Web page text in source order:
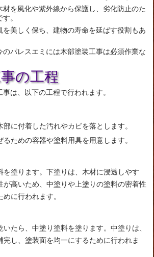
材を風化や紫外線から保護し、劣化防止のた
。
を美しく保ち、建物の寿命を延ばす役割もあ
のパレスエミには木部塗装工事は必須作業な
の工程
は、以下の工程で行われます。
部に付着した汚れやカビを落とします。
るための容器や塗料用具を用意します。
を塗ります。下塗りは、木材に浸透しやす
が高いため、中塗りや上塗りの塗料の密着性
めに行われます。
いたら、中塗り塗料を塗ります。中塗りは、
完し、塗装面を均一にするために行われま